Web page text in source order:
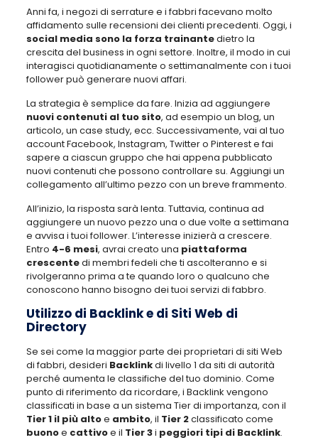
Anni fa, i negozi di serrature e i fabbri facevano molto
affidamento sulle recensioni dei clienti precedenti. Oggi, i
social media sono la forza trainantedietro la
crescita del business in ogni settore. Inoltre, il modo in cui
interagisci quotidianamente o settimanalmente con i tuoi
follower può generare nuovi affari.
La strategia è semplice da fare. Inizia ad aggiungere
nuovi contenuti al tuo sito, ad esempio un blog, un
articolo, un case study, ecc. Successivamente, vai al tuo
account Facebook, Instagram, Twitter o Pinterest e fai
sapere a ciascun gruppo che hai appena pubblicato
nuovi contenuti che possono controllare su. Aggiungi un
collegamento all’ultimo pezzo con un breve frammento.
All’inizio, la risposta sarà lenta. Tuttavia, continua ad
aggiungere un nuovo pezzo una o due volte a settimana
e avvisa i tuoi follower. L’interesse inizierà a crescere.
Entro 4-6 mesi, avrai creato una piattaforma
crescentedi membri fedeli che ti ascolteranno e si
rivolgeranno prima a te quando loro o qualcuno che
conoscono hanno bisogno dei tuoi servizi di fabbro.
Utilizzo di Backlink e di Siti Web di
Directory
Se sei come la maggior parte dei proprietari di siti Web
di fabbri, desideri Backlinkdi livello 1 da siti di autorità
perché aumenta le classifiche del tuo dominio. Come
punto di riferimento da ricordare, i Backlink vengono
classificati in base a un sistema Tier di importanza, con il
Tier 1 il più altoe ambito, il Tier 2classificato come
buonoe cattivoe il Tier 3i peggiori tipi di Backlink.